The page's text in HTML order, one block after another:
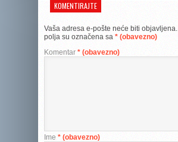
KOMENTIRAJTE
Vaša adresa e-pošte neće biti objavljena.
polja su označena sa * (obavezno)
Komentar * (obavezno)
Ime * (obavezno)